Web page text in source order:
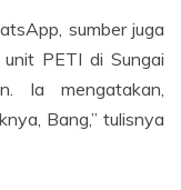
sumber juga
PETI di Sungai
Ia mengatakan,
Bang,” tulisnya